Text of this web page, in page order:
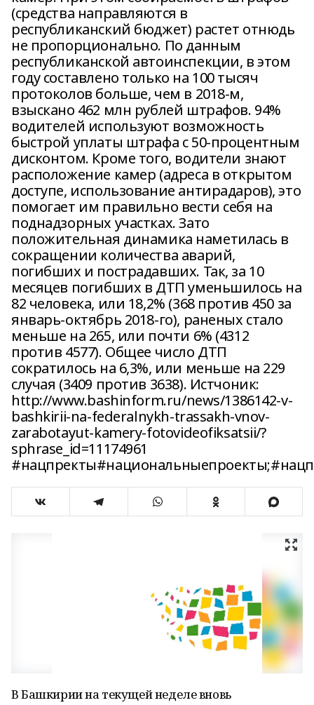
(средства направляются в
республиканский бюджет) растет отнюдь
не пропорционально. По данным
республиканской автоинспекции, в этом
году составлено только на 100 тысяч
протоколов больше, чем в 2018-м,
взыскано 462 млн рублей штрафов. 94%
водителей используют возможность
быстрой уплаты штрафа с 50-процентным
дисконтом. Кроме того, водители знают
расположение камер (адреса в открытом
доступе, использование антирадаров), это
помогает им правильно вести себя на
поднадзорных участках. Зато
положительная динамика наметилась в
сокращении количества аварий,
погибших и пострадавших. Так, за 10
месяцев погибших в ДТП уменьшилось на
82 человека, или 18,2% (368 против 450 за
январь-октябрь 2018-го), раненых стало
меньше на 265, или почти 6% (4312
против 4577). Общее число ДТП
сократилось на 6,3%, или меньше на 229
случая (3409 против 3638). Истчоник:
http://www.bashinform.ru/news/1386142-v-
bashkirii-na-federalnykh-trassakh-vnov-
zarabotayut-kamery-fotovideofiksatsii/?
sphrase_id=11174961
В Башкирии на текущей неделе вновь